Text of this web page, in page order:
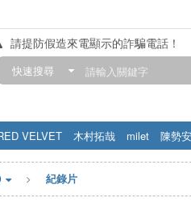
佳唱片
請提防假造來電顯示的詐騙電話！
【中華門市營業時間調整公告】
快速搜尋
VELVET 木村拓哉 milet
陳勢安
紀錄片